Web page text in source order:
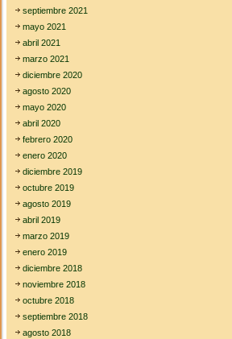
septiembre 2021
mayo 2021
abril 2021
marzo 2021
diciembre 2020
agosto 2020
mayo 2020
abril 2020
febrero 2020
enero 2020
diciembre 2019
octubre 2019
agosto 2019
abril 2019
marzo 2019
enero 2019
diciembre 2018
noviembre 2018
octubre 2018
septiembre 2018
agosto 2018